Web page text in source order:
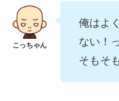
俺はよ
ない！
そもそ